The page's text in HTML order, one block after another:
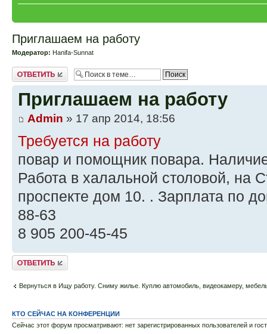
Приглашаем на работу
Модератор: Hanifa-Sunnat
Ответить
Приглашаем на работу
Admin » 17 апр 2014, 18:56
Требуется на работу
повар и помощник повара.
Работа в халальной столовой, на
проспекте дом 10. . Зарплата по
88-63
8 905 200-45-45
Ответить
Вернуться в Ищу работу. Сниму жилье. Куплю автомобиль, видеокамеру,
КТО СЕЙЧАС НА КОНФЕРЕНЦИИ
Сейчас этот форум просматривают: нет зарегистрированных пользователей и